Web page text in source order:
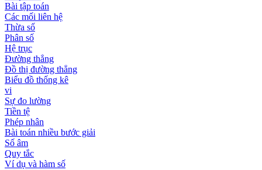
Bài tập toán
Các mối liên hệ
Thừa số
Phân số
Hệ trục
Đường thẳng
Đồ thị đường thẳng
Biểu đồ thống kê
vi
Sự đo lường
Tiền tệ
Phép nhân
Bài toán nhiều bước giải
Số âm
Quy tắc
Ví dụ và hàm số